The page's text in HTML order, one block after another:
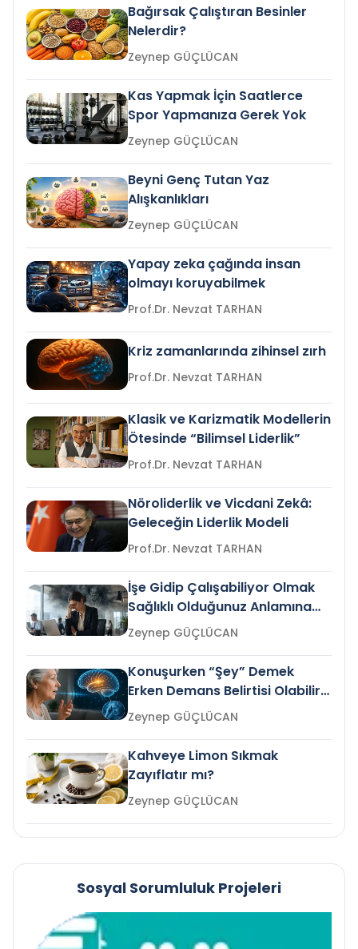
Bağırsak Çalıştıran Besinler
Nelerdir?
Zeynep GÜÇLÜCAN
Kas Yapmak İçin Saatlerce
Spor Yapmanıza Gerek Yok
Zeynep GÜÇLÜCAN
Beyni Genç Tutan Yaz
Alışkanlıkları
Zeynep GÜÇLÜCAN
Yapay zeka çağında insan
olmayı koruyabilmek
Prof.Dr. Nevzat TARHAN
Kriz zamanlarında zihinsel zırh
Prof.Dr. Nevzat TARHAN
Klasik ve Karizmatik Modellerin
Ötesinde “Bilimsel Liderlik”
Prof.Dr. Nevzat TARHAN
Nöroliderlik ve Vicdani Zekâ:
Geleceğin Liderlik Modeli
Prof.Dr. Nevzat TARHAN
İşe Gidip Çalışabiliyor Olmak
Sağlıklı Olduğunuz Anlamına
Gelir mi?Zeynep GÜÇLÜCAN
Konuşurken “Şey” Demek
Erken Demans Belirtisi Olabilir
mi?
Zeynep GÜÇLÜCAN
Kahveye Limon Sıkmak
Zayıflatır mı?
Zeynep GÜÇLÜCAN
Sosyal Sorumluluk Projeleri